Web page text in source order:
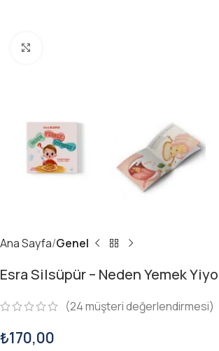
Ana Sayfa Genel
Esra Silsüpür – Neden Yemek
(24müşteri değerlendirmesi)
₺170,00